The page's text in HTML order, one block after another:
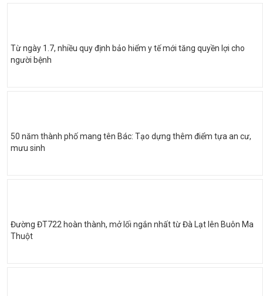
Từ ngày 1.7, nhiều quy định bảo hiểm y tế mới tăng quyền lợi cho
người bệnh
50 năm thành phố mang tên Bác: Tạo dựng thêm điểm tựa an cư,
mưu sinh
Đường ĐT722 hoàn thành, mở lối ngắn nhất từ Đà Lạt lên Buôn Ma
Thuột